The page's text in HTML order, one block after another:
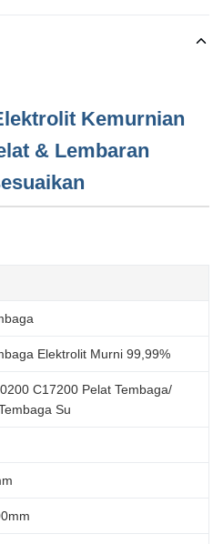
Kemurnian
& Lembaran
Elektrolit Murni 99,99%
C17200 Pelat Tembaga/
Su